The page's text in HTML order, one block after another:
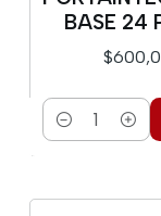
BASE 24
Cantidad